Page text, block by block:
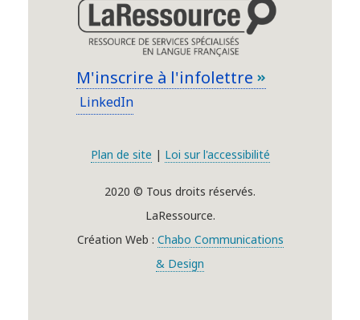
M'inscrire à l'infolettre
LinkedIn
Plan de site | Loi sur l'accessibilité
2020 © Tous droits réservés.
LaRessource.
Création Web : Chabo Communications
& Design